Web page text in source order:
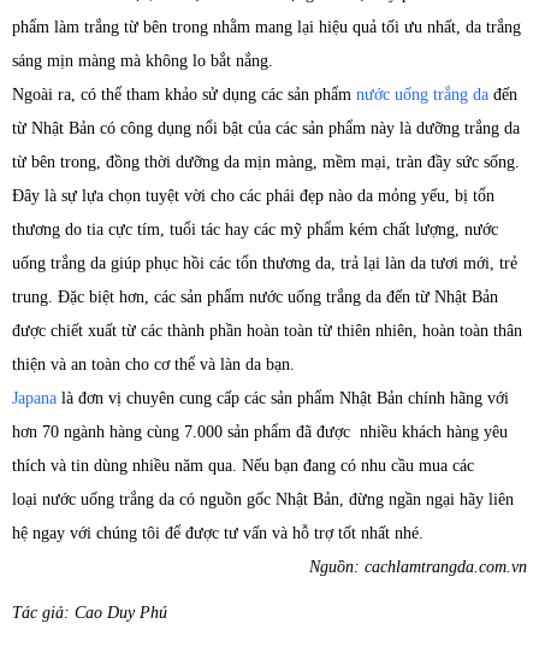
phẩm làm trắng từ bên trong nhằm mang lại hiệu quả tối ưu nhất, da trắng
sáng mịn màng mà không lo bắt nắng.
Ngoài ra, có thể tham khảo sử dụng các sản phẩm nước uống trắng da đến
từ Nhật Bản có công dụng nổi bật của các sản phẩm này là dưỡng trắng da
từ bên trong, đồng thời dưỡng da mịn màng, mềm mại, tràn đầy sức sống.
Đây là sự lựa chọn tuyệt vời cho các phái đẹp nào da mỏng yếu, bị tổn
thương do tia cực tím, tuổi tác hay các mỹ phẩm kém chất lượng, nước
uống trắng da giúp phục hồi các tổn thương da, trả lại làn da tươi mới, trẻ
trung. Đặc biệt hơn, các sản phẩm nước uống trắng da đến từ Nhật Bản
được chiết xuất từ các thành phần hoàn toàn từ thiên nhiên, hoàn toàn thân
thiện và an toàn cho cơ thể và làn da bạn.
Japana là đơn vị chuyên cung cấp các sản phẩm Nhật Bản chính hãng với
hơn 70 ngành hàng cùng 7.000 sản phẩm đã được nhiều khách hàng yêu
thích và tin dùng nhiều năm qua. Nếu bạn đang có nhu cầu mua các
loại nước uống trắng da có nguồn gốc Nhật Bản, đừng ngần ngại hãy liên
hệ ngay với chúng tôi để được tư vấn và hỗ trợ tốt nhất nhé.
Nguồn: cachlamtrangda.com.vn
Tác giả: Cao Duy Phú